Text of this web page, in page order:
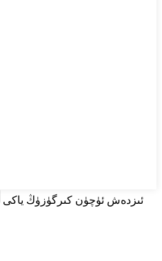
ئىزدەش ئۈچۈن كىرگۈزۈڭ ياكى